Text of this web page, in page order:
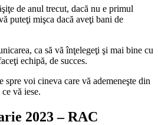
de anul trecut, dacă nu e primul
puteţi mişca dacă aveţi bani de
ca să vă înţelegeţi şi mai bine cu
echipă, de succes.
spre voi cineva care vă ademeneşte din
vă iese.
2023 – RAC